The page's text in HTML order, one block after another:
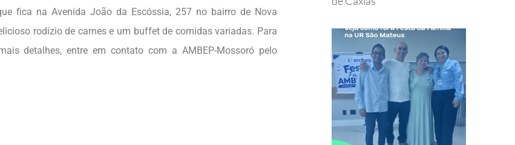
fica na Avenida João da Escóssia, 257 no bairro de Nova
rodízio de carnes e um buffet de comidas variadas. Para
detalhes, entre em contato com a AMBEP-Mossoró pelo